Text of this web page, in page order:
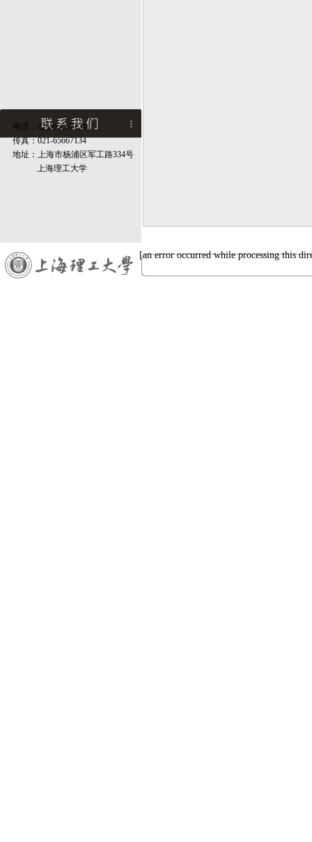
电话：021-65667134
传真：021-65667134
地址：上海市杨浦区军工路334号
上海理工大学
[an error occurred while processing this